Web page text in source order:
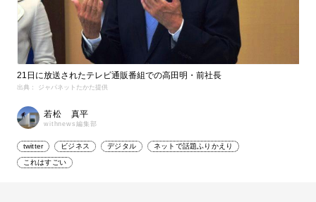
21日に放送されたテレビ通販番組での高田明・前社長
出典： ジャパネットたかた提供
若松 真平
withnews編集部
twitter ビジネス デジタル ネットで話題ふりかえり
これはすごい